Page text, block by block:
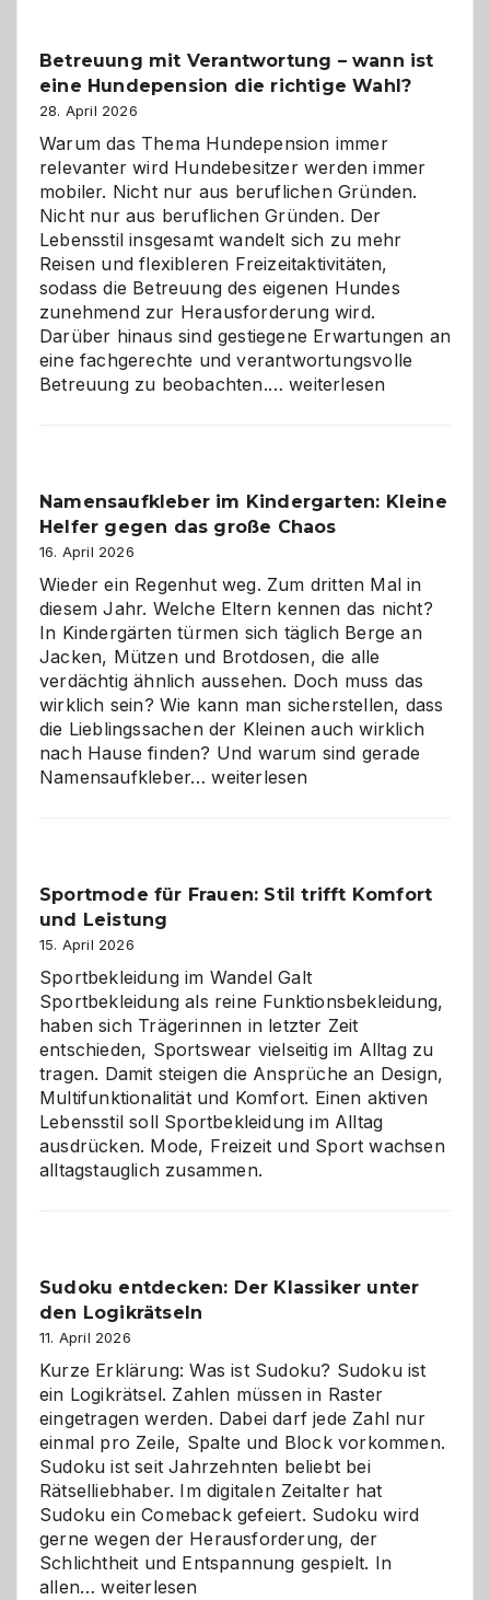
Betreuung mit Verantwortung – wann ist
eine Hundepension die richtige Wahl?
28. April 2026
Warum das Thema Hundepension immer
relevanter wird Hundebesitzer werden immer
mobiler. Nicht nur aus beruflichen Gründen.
Nicht nur aus beruflichen Gründen. Der
Lebensstil insgesamt wandelt sich zu mehr
Reisen und flexibleren Freizeitaktivitäten,
sodass die Betreuung des eigenen Hundes
zunehmend zur Herausforderung wird.
Darüber hinaus sind gestiegene Erwartungen an
eine fachgerechte und verantwortungsvolle
Betreuung zu beobachten.…Betreuung
ist
eine
die
richtige
Wahl?
weiterlesen
Namensaufkleber im Kindergarten: Kleine
Helfer gegen das große Chaos
16. April 2026
Wieder ein Regenhut weg. Zum dritten Mal in
diesem Jahr. Welche Eltern kennen das nicht?
In Kindergärten türmen sich täglich Berge an
Jacken, Mützen und Brotdosen, die alle
verdächtig ähnlich aussehen. Doch muss das
wirklich sein? Wie kann man sicherstellen, dass
die Lieblingssachen der Kleinen auch wirklich
nach Hause finden? Und warum sind gerade
Namensaufkleber…Namensaufkleber
gegen
Chaos
weiterlesen
Sportmode für Frauen: Stil trifft Komfort
und Leistung
15. April 2026
Sportbekleidung im Wandel Galt
Sportbekleidung als reine Funktionsbekleidung,
haben sich Trägerinnen in letzter Zeit
entschieden, Sportswear vielseitig im Alltag zu
tragen. Damit steigen die Ansprüche an Design,
Multifunktionalität und Komfort. Einen aktiven
Lebensstil soll Sportbekleidung im Alltag
ausdrücken. Mode, Freizeit und Sport wachsen
alltagstauglich zusammen.
Sudoku entdecken: Der Klassiker unter
den Logikrätseln
11. April 2026
Kurze Erklärung: Was ist Sudoku? Sudoku ist
ein Logikrätsel. Zahlen müssen in Raster
eingetragen werden. Dabei darf jede Zahl nur
einmal pro Zeile, Spalte und Block vorkommen.
Sudoku ist seit Jahrzehnten beliebt bei
Rätselliebhaber. Im digitalen Zeitalter hat
Sudoku ein Comeback gefeiert. Sudoku wird
gerne wegen der Herausforderung, der
Schlichtheit und Entspannung gespielt. In
allen…Sudoku
weiterlesen